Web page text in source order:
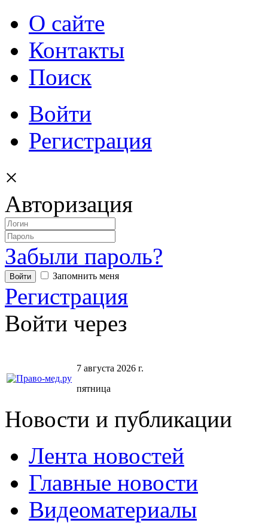
О сайте
Контакты
Поиск
Войти
Регистрация
×
Авторизация
Забыли пароль?
Запомнить меня
Регистрация
Войти через
7 августа 2026 г.
пятница
Новости и публикации
Лента новостей
Главные новости
Видеоматериалы